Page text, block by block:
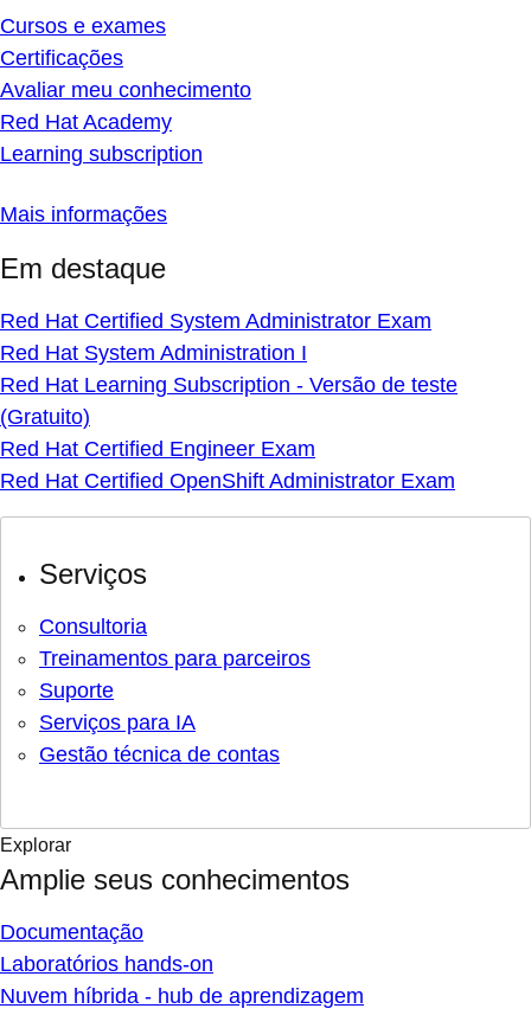
Cursos e exames
Certificações
Avaliar meu conhecimento
Red Hat Academy
Learning subscription
Mais informações
Em destaque
Red Hat Certified System Administrator Exam
Red Hat System Administration I
Red Hat Learning Subscription - Versão de teste
(Gratuito)
Red Hat Certified Engineer Exam
Red Hat Certified OpenShift Administrator Exam
Serviços
Consultoria
Treinamentos para parceiros
Suporte
Serviços para IA
Gestão técnica de contas
Explorar
Amplie seus conhecimentos
Documentação
Laboratórios hands-on
Nuvem híbrida - hub de aprendizagem